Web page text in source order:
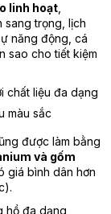
linh hoạt
sang trọng, lịch
năng động, cá
sao cho tiết kiệm
màu sắc
được làm bằng
và gốm
giá bình dân hơn